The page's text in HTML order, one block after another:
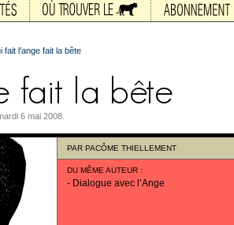
fait l’ange fait la bête
6 mai 2008.
PAR PACÔME THIELLEMENT
DU MÊME AUTEUR :
- Dialogue avec l’Ange